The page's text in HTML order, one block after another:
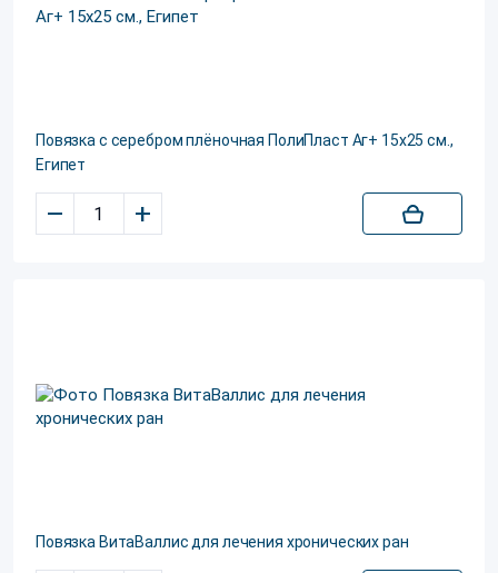
Повязка с серебром плёночная ПолиПласт Аг+ 15х25 см.,
Египет
– +
Повязка ВитаВаллис для лечения хронических ран